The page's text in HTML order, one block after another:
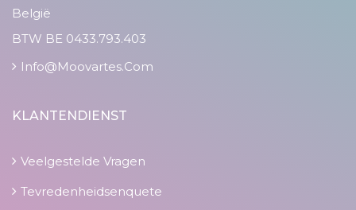
België
BTW BE 0433.793.403
Info@moovartes.com
KLANTENDIENST
Veelgestelde Vragen
Tevredenheidsenquete